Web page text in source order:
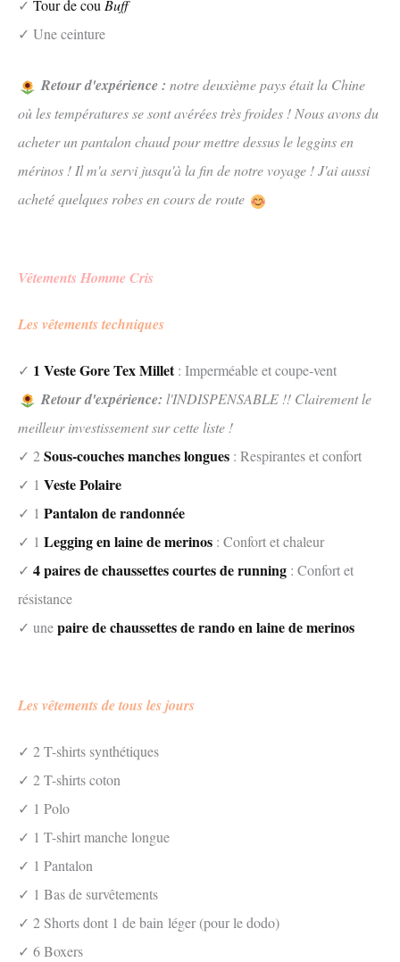
✓ Tour de cou Buff
✓ Une ceinture
Retour d'expérience : notre deuxième pays était la Chine
où les températures se sont avérées très froides ! Nous avons du
acheter un pantalon chaud pour mettre dessus le leggins en
mérinos ! Il m'a servi jusqu'à la fin de notre voyage ! J'ai aussi
acheté quelques robes en cours de route
Vêtements Homme Cris
Les vêtements techniques
✓ 1 Veste Gore Tex Millet: Imperméable et coupe-vent
Retour d'expérience: l'INDISPENSABLE !! Clairement le
meilleur investissement sur cette liste !
✓ 2Sous-couches manches longues : Respirantes et confort
✓ 1 Veste Polaire
✓ 1 Pantalon de randonnée
✓ 1 Legging en laine de merinos : Confort et chaleur
✓ 4 paires de chaussettes courtes de running : Confort et
résistance
✓ unepaire de chaussettes de rando en laine de merinos
Les vêtements de tous les jours
✓ 2 T-shirts synthétiques
✓ 2 T-shirts coton
✓ 1 Polo
✓ 1 T-shirt manche longue
✓ 1 Pantalon
✓ 1 Bas de survêtements
✓ 2 Shorts dont 1 de bain léger (pour le dodo)
✓ 6 Boxers